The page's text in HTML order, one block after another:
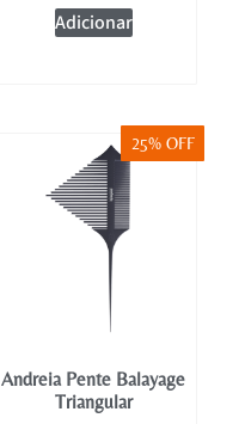
Adicionar
25% OFF
Andreia Pente Balayage
Triangular